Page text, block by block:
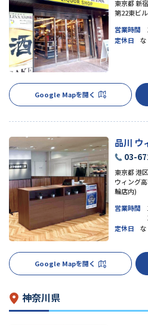
東京都 新
第22東ビ
営業時間
定休日
な
Google Mapを開く
品川 ウ
03-
東京都 港
ウィング
輪店内)
営業時間
定休日
Google Mapを開く
神奈川県